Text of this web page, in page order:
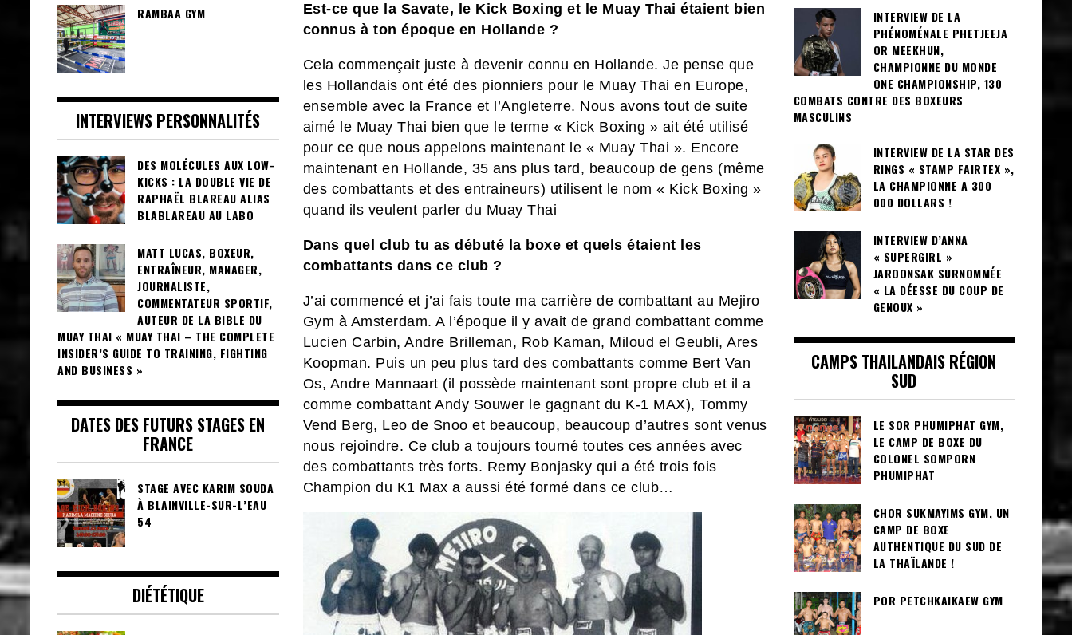
Est-ce que la Savate, le Kick Boxing et le Muay Thai étaient bien
connus à ton époque en Hollande ?
Cela commençait juste à devenir connu en Hollande. Je pense que
les Hollandais ont été des pionniers pour le Muay Thai en Europe,
ensemble avec la France et l’Angleterre. Nous avons tout de suite
aimé le Muay Thai bien que le terme « Kick Boxing » ait été utilisé
pour ce que nous appelons maintenant le « Muay Thai ». Encore
maintenant en Hollande, 35 ans plus tard, beaucoup de gens (même
des combattants et des entraineurs) utilisent le nom « Kick Boxing »
quand ils veulent parler du Muay Thai
Dans quel club tu as débuté la boxe et quels étaient les
combattants dans ce club ?
J’ai commencé et j’ai fais toute ma carrière de combattant au Mejiro
Gym à Amsterdam. A l’époque il y avait de grand combattant comme
Lucien Carbin, Andre Brilleman, Rob Kaman, Miloud el Geubli, Ares
Koopman. Puis un peu plus tard des combattants comme Bert Van
Os, Andre Mannaart (il possède maintenant sont propre club et il a
comme combattant Andy Souwer le gagnant du K-1 MAX), Tommy
Vend Berg, Leo de Snoo et beaucoup, beaucoup d’autres sont venus
nous rejoindre. Ce club a toujours tourné toutes ces années avec
des combattants très forts. Remy Bonjasky qui a été trois fois
Champion du K1 Max a aussi été formé dans ce club…
RAMBAA GYM
INTERVIEWS PERSONNALITÉS
DES MOLÉCULES AUX LOW-
KICKS : LA DOUBLE VIE DE
RAPHAËL BLAREAU ALIAS
BLABLAREAU AU LABO
MATT LUCAS, BOXEUR,
ENTRAÎNEUR, MANAGER,
JOURNALISTE,
COMMENTATEUR SPORTIF,
AUTEUR DE LA BIBLE DU
MUAY THAI « MUAY THAI – THE COMPLETE
INSIDER’S GUIDE TO TRAINING, FIGHTING
AND BUSINESS »
DATES DES FUTURS STAGES EN
FRANCE
STAGE AVEC KARIM SOUDA
À BLAINVILLE-SUR-L’EAU
54
DIÉTÉTIQUE
INTERVIEW DE LA
PHÉNOMÉNALE PHETJEEJA
OR MEEKHUN,
CHAMPIONNE DU MONDE
ONE CHAMPIONSHIP, 130
COMBATS CONTRE DES BOXEURS
MASCULINS
INTERVIEW DE LA STAR DES
RINGS « STAMP FAIRTEX »,
LA CHAMPIONNE A 300
000 DOLLARS !
INTERVIEW D’ANNA
« SUPERGIRL »
JAROONSAK SURNOMMÉE
« LA DÉESSE DU COUP DE
GENOUX »
CAMPS THAILANDAIS RÉGION
SUD
LE SOR PHUMIPHAT GYM,
LE CAMP DE BOXE DU
COLONEL SOMPORN
PHUMIPHAT
CHOR SUKMAYIMS GYM, UN
CAMP DE BOXE
AUTHENTIQUE DU SUD DE
LA THAÏLANDE !
POR PETCHKAIKAEW GYM